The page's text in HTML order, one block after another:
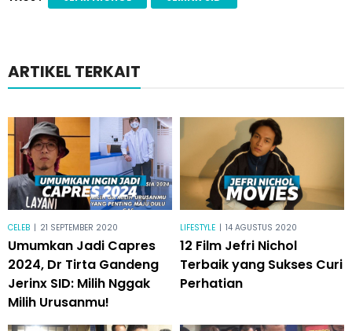
ARTIKEL TERKAIT
CELEB | 21 SEPTEMBER 2020
Umumkan Jadi Capres
2024, Dr Tirta Gandeng
Jerinx SID: Milih Nggak
Milih Urusanmu!
LIFESTYLE | 14 AGUSTUS 2020
12 Film Jefri Nichol
Terbaik yang Sukses Curi
Perhatian